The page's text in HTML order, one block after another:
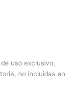
uso exclusivo,
no incluidas en